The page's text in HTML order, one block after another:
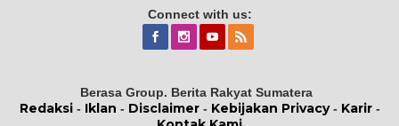
Connect with us:
Berasa Group. Berita Rakyat Sumatera
Redaksi- Iklan - Disclaimer- Kebijakan Privacy- Karir-